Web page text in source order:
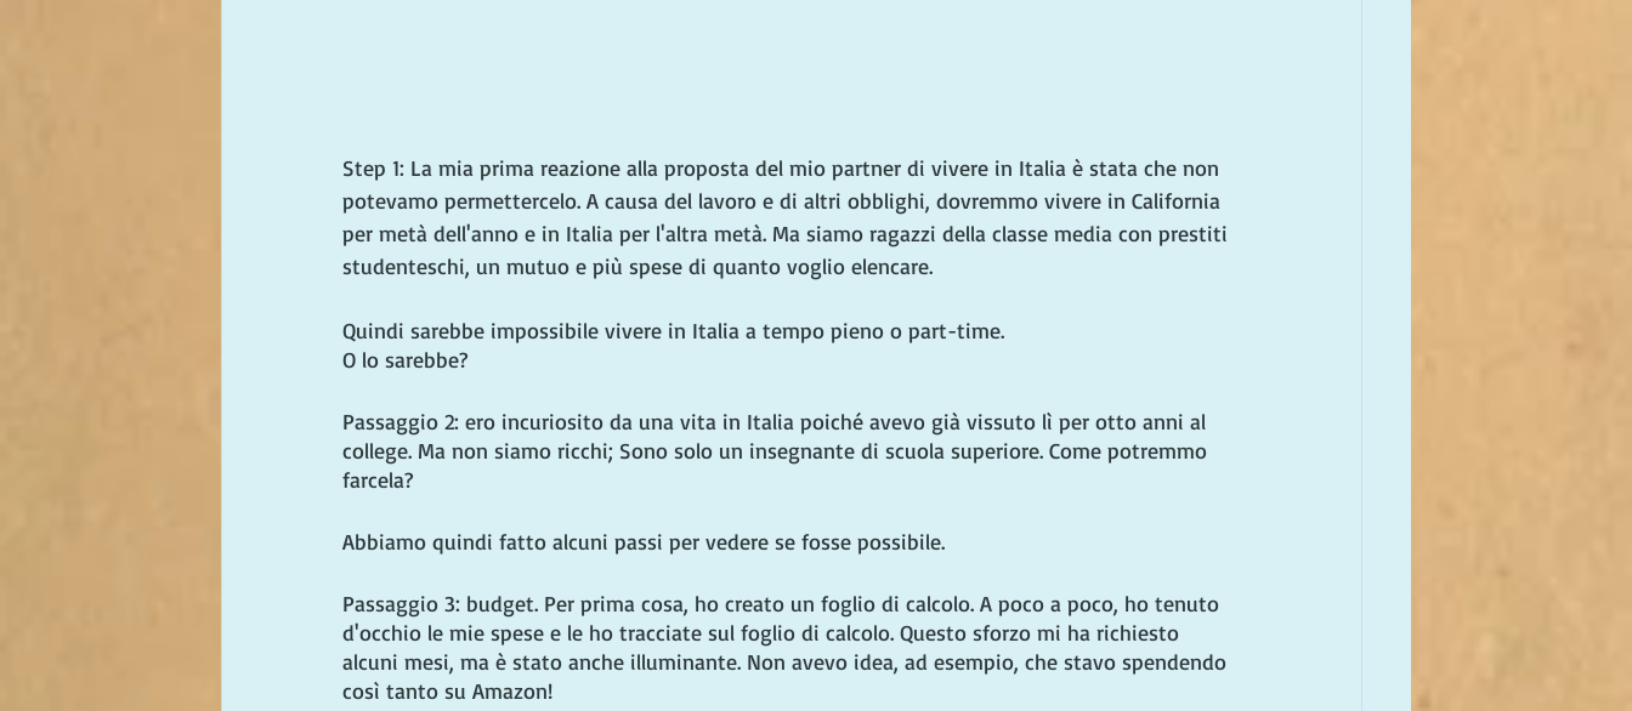
Step 1: La mia prima reazione alla proposta del mio partner di vivere in Italia è stata che non
potevamo permettercelo. A causa del lavoro e di altri obblighi, dovremmo vivere in California
per metà dell'anno e in Italia per l'altra metà. Ma siamo ragazzi della classe media con prestiti
studenteschi, un mutuo e più spese di quanto voglio elencare.
Quindi sarebbe impossibile vivere in Italia a tempo pieno o part-time.
O lo sarebbe?
Passaggio 2: ero incuriosito da una vita in Italia poiché avevo già vissuto lì per otto anni al
college. Ma non siamo ricchi; Sono solo un insegnante di scuola superiore. Come potremmo
farcela?
Abbiamo quindi fatto alcuni passi per vedere se fosse possibile.
Passaggio 3: budget. Per prima cosa, ho creato un foglio di calcolo. A poco a poco, ho tenuto
d'occhio le mie spese e le ho tracciate sul foglio di calcolo. Questo sforzo mi ha richiesto
alcuni mesi, ma è stato anche illuminante. Non avevo idea, ad esempio, che stavo spendendo
così tanto su Amazon!